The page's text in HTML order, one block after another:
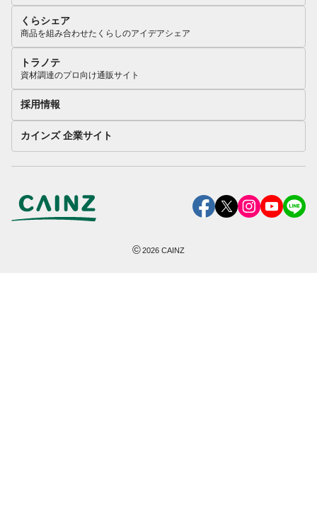
くらシェア
商品を組み合わせたくらしのアイデアシェア
トラノテ
資材調達のプロ向け通販サイト
採用情報
カインズ 企業サイト
©2026 CAINZ